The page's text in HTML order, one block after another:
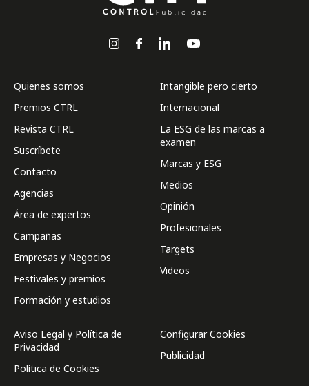
Quienes somos
Premios CTRL
Revista CTRL
Suscríbete
Contacto
Agencias
Área de expertos
Campañas
Empresas y Negocios
Festivales y premios
Formación y estudios
Intangible pero cierto
Internacional
La ESG de las marcas a
examen
Marcas y ESG
Medios
Opinión
Profesionales
Targets
Videos
Aviso Legal y Política de
Privacidad
Política de Cookies
Configurar Cookies
Publicidad